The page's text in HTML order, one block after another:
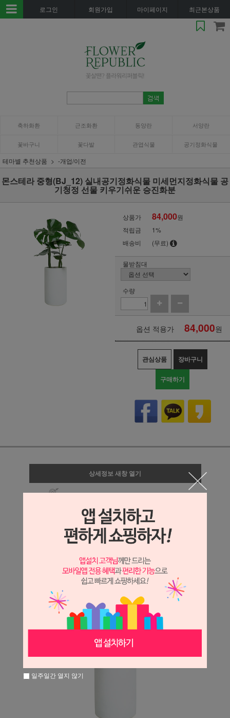
로그인 회원가입 마이페이지 최근본상품
축하화환 근조화환 동양란 서양란
꽃바구니 꽃다발 관엽식물 공기정화식물
테마별 추천상품 -개업/이전
몬스테라 중형(BJ_12) 실내공기정화식물 미세먼지정화식물 공
기청정 선물 키우기쉬운 승진화분
상품가 84,000원
적립금
1%
배송비
(무료)
물받침대
수량
옵션 적용가 84,000원
관심상품 장바구니
구매하기
상세정보 새창 열기
일주일간 열지 않기